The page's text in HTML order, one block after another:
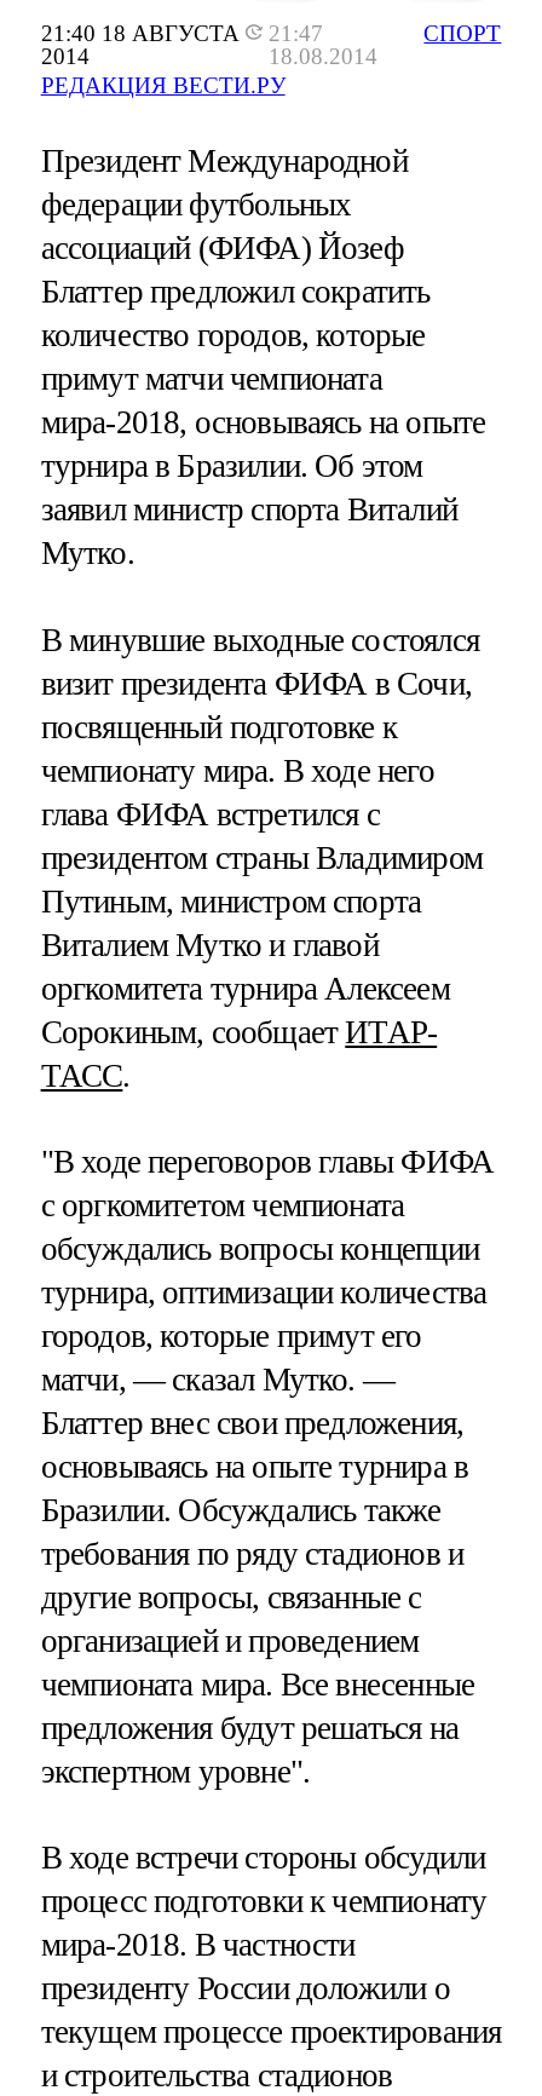
21:40 18 АВГУСТА
2014
21:47
18.08.2014
РЕДАКЦИЯ ВЕСТИ.РУ
СПОРТ
Президент Международной
федерации футбольных
ассоциаций (ФИФА) Йозеф
Блаттер предложил сократить
количество городов, которые
примут матчи чемпионата
мира-2018, основываясь на опыте
турнира в Бразилии. Об этом
заявил министр спорта Виталий
Мутко.
В минувшие выходные состоялся
визит президента ФИФА в Сочи,
посвященный подготовке к
чемпионату мира. В ходе него
глава ФИФА встретился с
президентом страны Владимиром
Путиным, министром спорта
Виталием Мутко и главой
оргкомитета турнира Алексеем
Сорокиным, сообщаетИТАР-
ТАСС.
"В ходе переговоров главы ФИФА
с оргкомитетом чемпионата
обсуждались вопросы концепции
турнира, оптимизации количества
городов, которые примут его
матчи, — сказал Мутко. —
Блаттер внес свои предложения,
основываясь на опыте турнира в
Бразилии. Обсуждались также
требования по ряду стадионов и
другие вопросы, связанные с
организацией и проведением
чемпионата мира. Все внесенные
предложения будут решаться на
экспертном уровне".
В ходе встречи стороны обсудили
процесс подготовки к чемпионату
мира-2018. В частности
президенту России доложили о
текущем процессе проектирования
и строительства стадионов